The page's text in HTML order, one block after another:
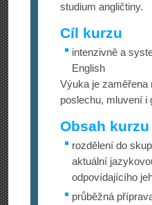
studium angličtiny.
Cíl kurzu
intenzivně a
English
Výuka je
poslechu, mluvení i
Obsah kurzu
rozdělení do
aktuální
odpovídajícího
průběžná